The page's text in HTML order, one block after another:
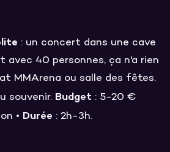
: un concert dans une cave
avec 40 personnes, ça n'a rien
MMArena ou salle des fêtes.
souvenir. Budget : 5-20 €
• Durée : 2h-3h.